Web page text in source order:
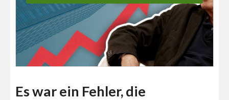
Es war ein Fehler, die